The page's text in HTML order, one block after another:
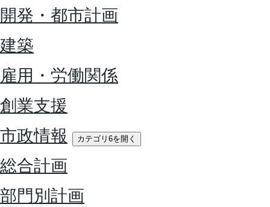
開発・都市計画
建築
雇用・労働関係
創業支援
市政情報
カテゴリ6を開く
総合計画
部門別計画